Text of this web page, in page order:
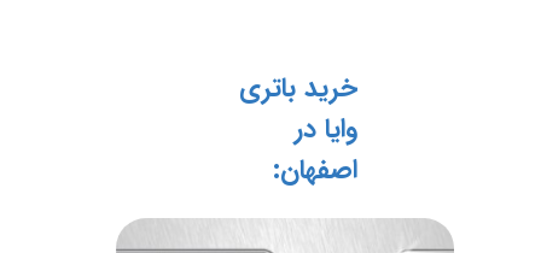
خرید باتری
وایا در
اصفهان: